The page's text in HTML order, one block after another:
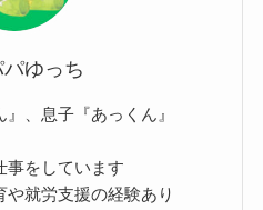
ゆっち
、息子『あっくん』
事をしています
就労支援の経験あり